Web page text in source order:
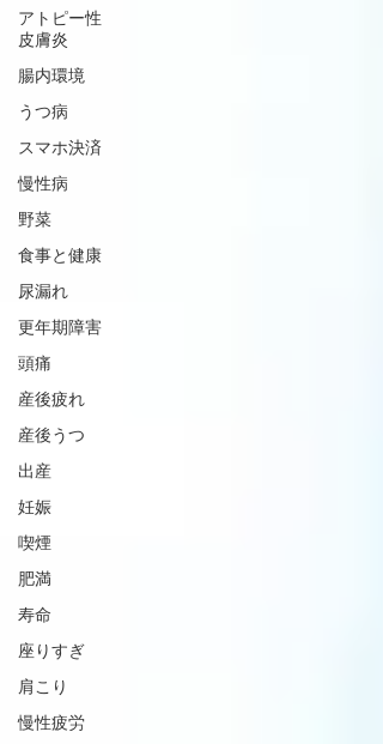
アトピー性
皮膚炎
腸内環境
うつ病
スマホ決済
慢性病
野菜
食事と健康
尿漏れ
更年期障害
頭痛
産後疲れ
産後うつ
出産
妊娠
喫煙
肥満
寿命
座りすぎ
肩こり
慢性疲労